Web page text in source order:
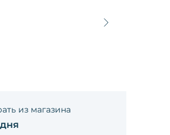
дня
из магазина